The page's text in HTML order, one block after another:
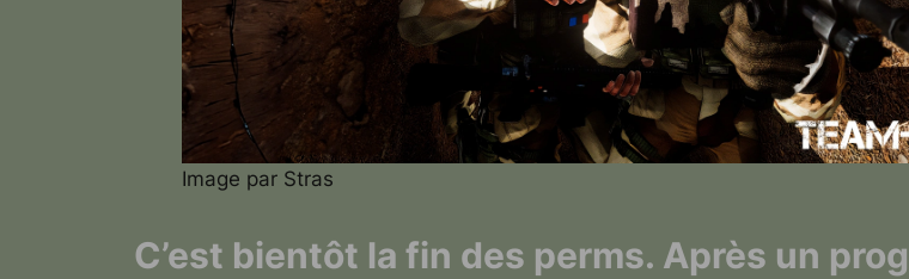
Image par Stras
C’est bientôt la fin des perms. Après un